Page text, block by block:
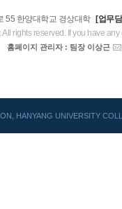
55 한양대학교 경상대학
[업무
rights reserved. If you have any
홈페이지 관리자 : 팀장 이상근
HANYANG UNIVERSITY